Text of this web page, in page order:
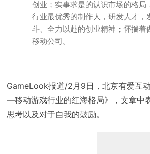
创业；实事求是的认识市场的格
行业最优秀的制作人，研发人才
斗、全力以赴的创业精神；怀揣
移动公司。
GameLook报道/2月9日，北京有爱互
—移动游戏行业的红海格局》，文章中
思考以及对于自我的鼓励。